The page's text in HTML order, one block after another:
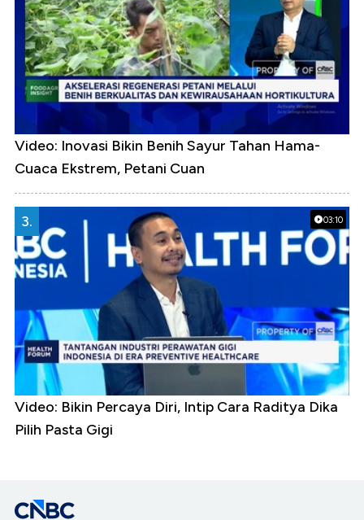
Video: Inovasi Bikin Benih Sayur Tahan Hama-
Cuaca Ekstrem, Petani Cuan
03:10
3.
Video: Bikin Percaya Diri, Intip Cara Raditya Dika
Pilih Pasta Gigi